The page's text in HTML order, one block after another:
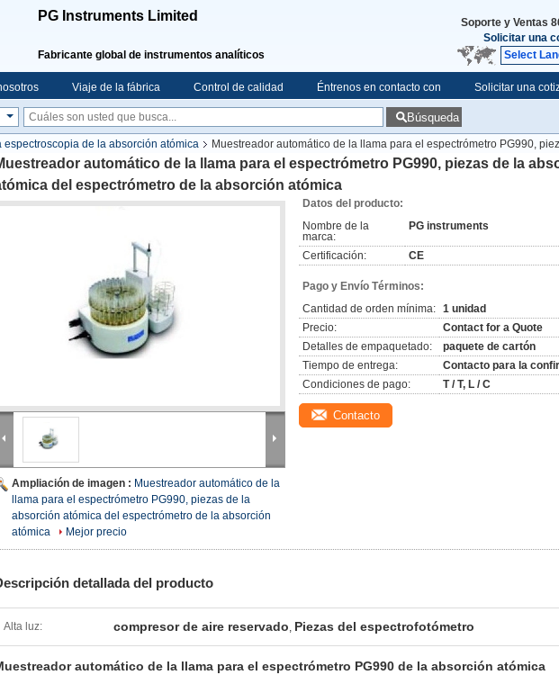
PG Instruments Limited
Fabricante global de instrumentos analíticos
Soporte y Ventas
Solicitar una
Select
Viaje de la fábrica Control de calidad Éntrenos en contacto con Solicitar una
Búsqueda
espectroscopia de la absorción atómica
Muestreador automático de la llama para el espectrómetro PG990,
absorción atómicaautomático de la llama para el espectrómetro PG990, piezas de la
del espectrómetro de la absorción atómica
Ampliación de imagen : Muestreador automático de la
llama para el espectrómetro PG990, piezas de la
absorción atómica del espectrómetro de la absorción
atómica
Mejor precio
Datos del producto:
Nombre de la
marca:
PG instruments
Certificación: CE
Pago y Envío Términos:
Cantidad de orden mínima: 1 unidad
Precio:
Contact for a Quote
Detalles de empaquetado:
paquete de cartón
Tiempo de entrega:
Contacto para la
Condiciones de pago:
T / T, L / C
Contacto
detallada del producto
Alta luz: compresor de aire reservado, Piezas del espectrofotómetro
automático de la llama para el espectrómetro PG990 de la absorción atómica